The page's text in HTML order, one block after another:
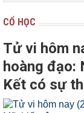
CỔ HỌC
Tử vi hôm
hoàng đạo:
Kết có sự